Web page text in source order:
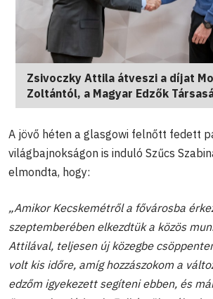
Zsivoczky Attila átveszi a díjat
Zoltántól, a Magyar Edzők
A jövő héten a glasgowi felnőtt fedett
világbajnokságon is induló Szűcs
elmondta, hogy:
„Amikor Kecskemétről a fővárosba
szeptemberében elkezdtük a közös
Attilával, teljesen új közegbe
volt kis időre, amíg hozzászokom a
edzőm igyekezett segíteni ebben, és